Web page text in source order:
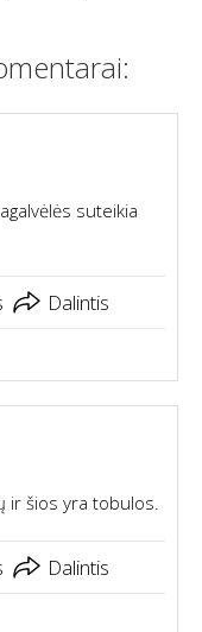
suteikia
Dalintis
ir šios yra tobulos.
Dalintis